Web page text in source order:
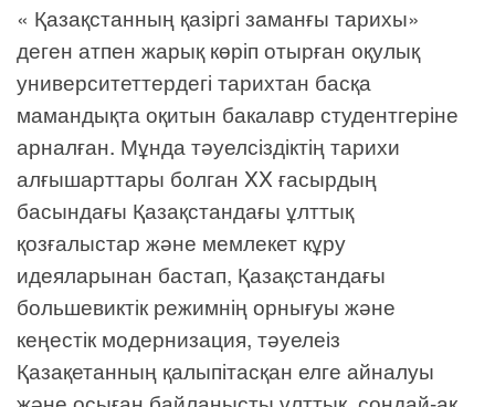
« Қазақстанның қазіргі заманғы тарихы»
деген атпен жарық көріп отырған оқулық
университеттердегі тарихтан басқа
мамандықта оқитын бакалавр студентгеріне
арналған. Мұнда тәуелсіздіктің тарихи
алғышарттары болган XX ғасырдың
басындағы Қазақстандағы ұлттық
қозғалыстар және мемлекет кұру
идеяларынан бастап, Қазақстандағы
большевиктік режимнің орнығуы және
кеңестік модернизация, тәуелеіз
Қазақетанның қалыпітасқан елге айналуы